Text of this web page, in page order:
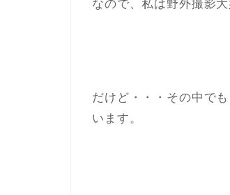
なので、私は野外撮影
だけど・・・その中でも
います。